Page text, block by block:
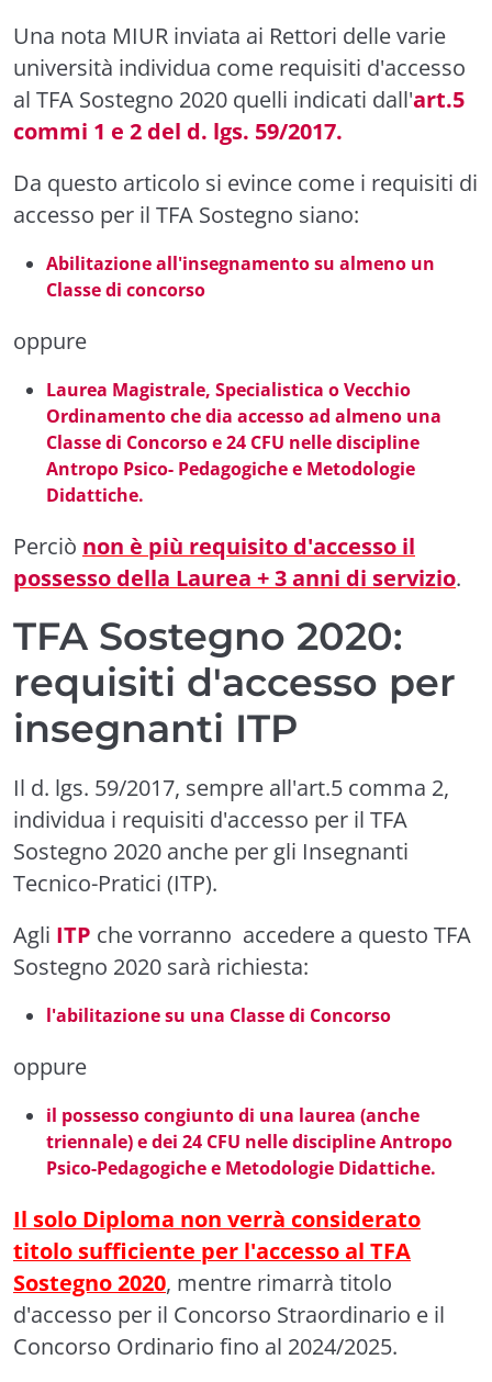
Una nota MIUR inviata ai Rettori delle varie
università individua come requisiti d'accesso
al TFA Sostegno 2020 quelli indicati dall'art.5
commi 1 e 2 del d. lgs. 59/2017.
Da questo articolo si evince come i requisiti di
accesso per il TFA Sostegno siano:
Abilitazione all'insegnamento su almeno un
Classe di concorso
oppure
Laurea Magistrale, Specialistica o Vecchio
Ordinamento che dia accesso ad almeno una
Classe di Concorso e 24 CFU nelle discipline
Antropo Psico- Pedagogiche e Metodologie
Didattiche.
Perciò non è più requisito d'accesso il
possesso della Laurea + 3 anni di servizio.
TFA Sostegno 2020:
requisiti d'accesso per
insegnanti ITP
Il d. lgs. 59/2017, sempre all'art.5 comma 2,
individua i requisiti d'accesso per il TFA
Sostegno 2020 anche per gli Insegnanti
Tecnico-Pratici (ITP).
Agli ITP che vorranno accedere a questo TFA
Sostegno 2020 sarà richiesta:
l'abilitazione su una Classe di Concorso
oppure
il possesso congiunto di una laurea (anche
triennale) e dei 24 CFU nelle discipline Antropo
Psico-Pedagogiche e Metodologie Didattiche.
Il solo Diploma non verrà considerato
titolo sufficiente per l'accesso al TFA
Sostegno 2020, mentre rimarrà titolo
d'accesso per il Concorso Straordinario e il
Concorso Ordinario fino al 2024/2025.